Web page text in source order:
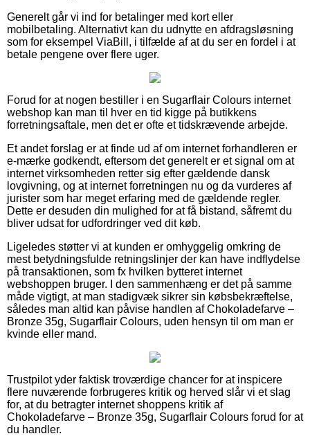
Generelt går vi ind for betalinger med kort eller
mobilbetaling. Alternativt kan du udnytte en afdragsløsning
som for eksempel ViaBill, i tilfælde af at du ser en fordel i at
betale pengene over flere uger.
Forud for at nogen bestiller i en Sugarflair Colours internet
webshop kan man til hver en tid kigge på butikkens
forretningsaftale, men det er ofte et tidskrævende arbejde.
Et andet forslag er at finde ud af om internet forhandleren er
e-mærke godkendt, eftersom det generelt er et signal om at
internet virksomheden retter sig efter gældende dansk
lovgivning, og at internet forretningen nu og da vurderes af
jurister som har meget erfaring med de gældende regler.
Dette er desuden din mulighed for at få bistand, såfremt du
bliver udsat for udfordringer ved dit køb.
Ligeledes støtter vi at kunden er omhyggelig omkring de
mest betydningsfulde retningslinjer der kan have indflydelse
på transaktionen, som fx hvilken bytteret internet
webshoppen bruger. I den sammenhæng er det på samme
måde vigtigt, at man stadigvæk sikrer sin købsbekræftelse,
således man altid kan påvise handlen af Chokoladefarve –
Bronze 35g, Sugarflair Colours, uden hensyn til om man er
kvinde eller mand.
Trustpilot yder faktisk troværdige chancer for at inspicere
flere nuværende forbrugeres kritik og herved slår vi et slag
for, at du betragter internet shoppens kritik af
Chokoladefarve – Bronze 35g, Sugarflair Colours forud for at
du handler.